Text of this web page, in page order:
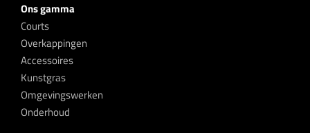
Ons gamma
Courts
Overkappingen
Accessoires
Kunstgras
Omgevingswerken
Onderhoud